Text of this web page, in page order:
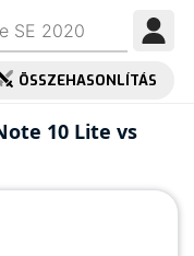
ÖSSZEHASONLÍTÁS
10 Lite vs
Mi 9T Pro